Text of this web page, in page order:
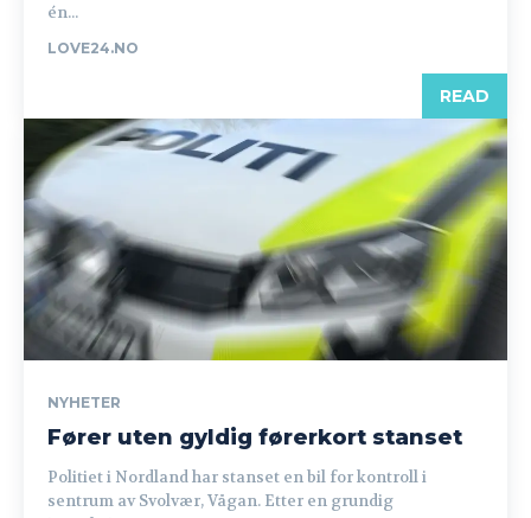
én...
LOVE24.NO
READ
NYHETER
Fører uten gyldig førerkort stanset
Politiet i Nordland har stanset en bil for kontroll i
sentrum av Svolvær, Vågan. Etter en grundig